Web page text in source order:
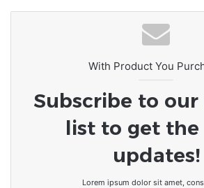
With Product You
Subscribe to
list to get the
updates!
Lorem ipsum dolor sit amet,